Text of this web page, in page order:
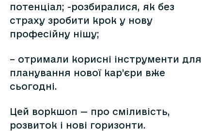
потенціал; -розбиралися, як без
страху зробити крок у нову
професійну нішу;
– отримали корисні інструменти для
планування нової кар’єри вже
сьогодні.
Цей воркшоп — про сміливість,
розвиток і нові горизонти.